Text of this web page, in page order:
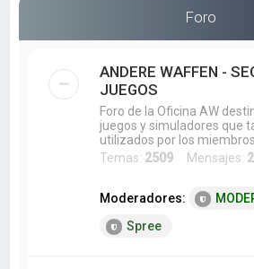
Foro
ANDERE WAFFEN -
JUEGOS
Foro de la Oficina AW
juegos y simuladores que
utilizados por los
Temas: 2509 Mensajes:
Moderadores:
Spree